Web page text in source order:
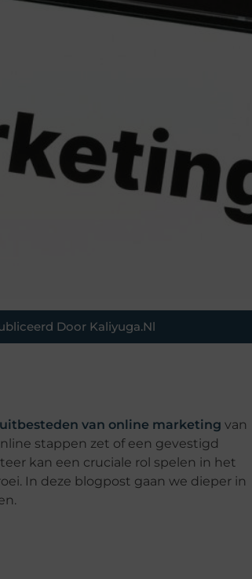
Door Kaliyuga.nl
uitbesteden van online marketing van
stappen zet of een gevestigd
kan een cruciale rol spelen in het
In deze blogpost gaan we dieper in